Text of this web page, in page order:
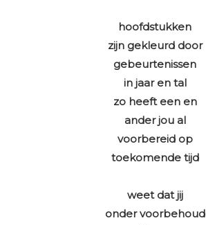
hoofdstukken
zijn gekleurd door
gebeurtenissen
in jaar en tal
zo heeft een en
ander jou al
voorbereid op
toekomende tijd
weet dat jij
onder voorbehoud